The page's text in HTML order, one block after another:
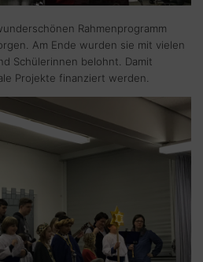
Rahmenprogramm
Am Ende wurden sie mit vielen
Schülerinnen belohnt. Damit
Projekte finanziert werden.